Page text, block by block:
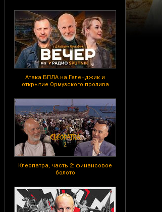
Атака БПЛА на Геленджик и
открытие Ормузского пролива
Клеопатра, часть 2: финансовое
болото